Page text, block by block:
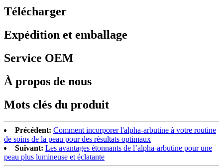
Télécharger
Expédition et emballage
Service OEM
À propos de nous
Mots clés du produit
Précédent: Comment incorporer l'alpha-arbutine à votre routine
de soins de la peau pour des résultats optimaux
Suivant: Les avantages étonnants de l’alpha-arbutine pour une
peau plus lumineuse et éclatante